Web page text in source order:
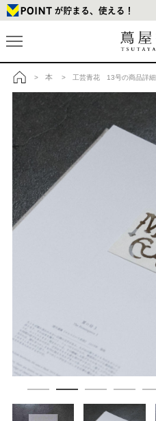
トップ
> 本 > 工芸青花 13号の商品詳細